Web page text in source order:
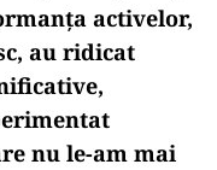
activelor,
au ridicat
nu le-am mai